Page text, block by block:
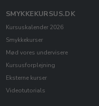
SMYKKEKURSUS.DK
Kursuskalender 2026
Smykkekurser
Mød vores undervisere
Kursusforplejning
Eksterne kurser
Videotutorials